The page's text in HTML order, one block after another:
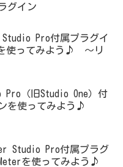
グイン
Studio Pro付属プラグイ
使ってみよう♪ ～リ
Pro（旧Studio One）付
を使ってみよう♪
Studio Pro付属プラグ
を使ってみよう♪